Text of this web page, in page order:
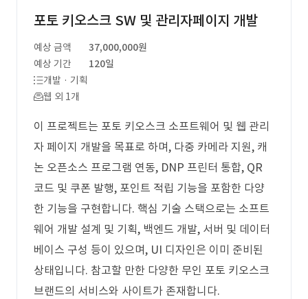
포토 키오스크 SW 및 관리자페이지 개발
예상 금액
37,000,000원
예상 기간
120일
개발 · 기획
웹 외 1개
이 프로젝트는 포토 키오스크 소프트웨어 및 웹 관리
자 페이지 개발을 목표로 하며, 다중 카메라 지원, 캐
논 오픈소스 프로그램 연동, DNP 프린터 통합, QR
코드 및 쿠폰 발행, 포인트 적립 기능을 포함한 다양
한 기능을 구현합니다. 핵심 기술 스택으로는 소프트
웨어 개발 설계 및 기획, 백엔드 개발, 서버 및 데이터
베이스 구성 등이 있으며, UI 디자인은 이미 준비된
상태입니다. 참고할 만한 다양한 무인 포토 키오스크
브랜드의 서비스와 사이트가 존재합니다.